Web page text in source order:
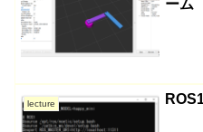
ーム
lecture